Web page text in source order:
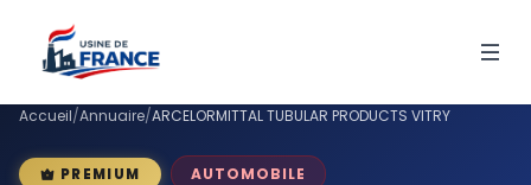
Accueil/Annuaire/ARCELORMITTAL TUBULAR PRODUCTS VITRY
PREMIUM AUTOMOBILE